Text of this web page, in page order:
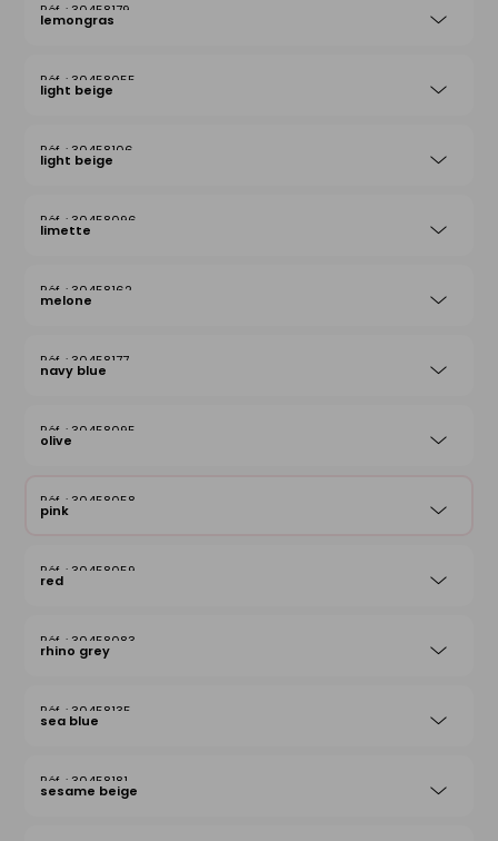
30458179
lemongras
30458055
light beige
30458106
light beige
30458096
limette
30458162
melone
30458177
navy blue
30458095
olive
30458058
pink
30458059
red
30458083
rhino grey
30458135
sea blue
30458181
sesame beige